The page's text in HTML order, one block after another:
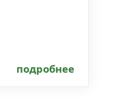
подробнее